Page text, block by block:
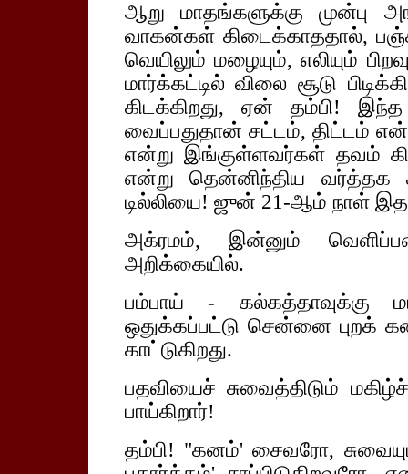
ஆறு மாதங்களுக்கு முன்பு
வாகன்கள் கிடைக்காததால்,
வெயிலும் மழையும், எலியும்
மார்க்கட்டில் விலை சூடு
கிடக்கிறது, ஏன் தம்பி!
வைப்பதுதான் சட்டம், திட்டம்
என்று இங்குள்ளவர்கள் தவம்
என்று தென்னிந்திய வர்த்தக
டில்லியை! ஜுன் 21-ஆம் நாள்
அக்ரமம், இன்னும்
அறிக்கையில்.
பம்பாய் - கல்கத்தாவுக்கு
ஒதுக்கப்பட்டு சென்னை புறக்
காட்டுகிறது.
பதவியைச் சுவைத்திடும்
பாய்கிறார்!
தம்பி! "கனம்' சைவரோ,